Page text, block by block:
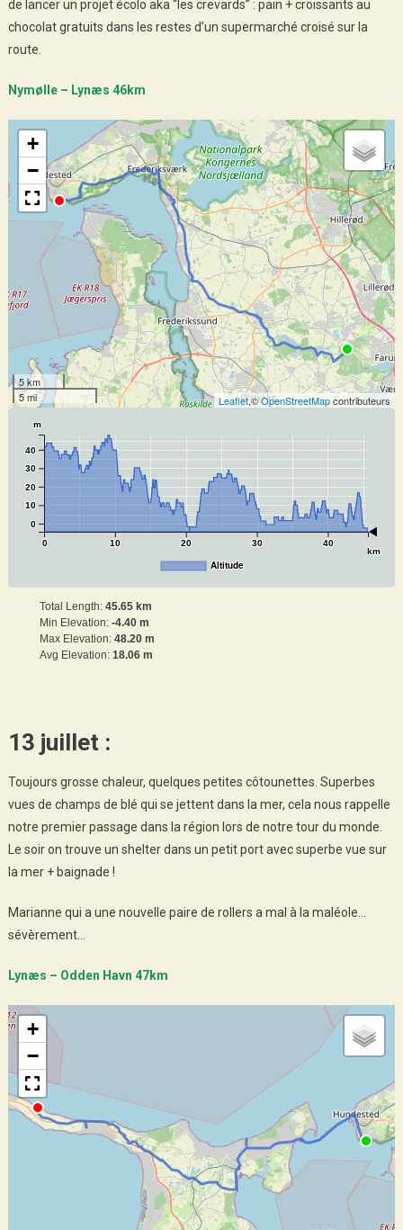
de lancer un projet écolo aka “les crevards” : pain + croissants au
chocolat gratuits dans les restes d’un supermarché croisé sur la
route.
Nymølle – Lynæs 46km
+
−
5 km
5 mi
Leaflet,©OpenStreetMapcontributeurs
0 10 20 30 40
km
0
10
20
30
40
m
Altitude
Total Length: 45.65 km
Min Elevation: -4.40 m
Max Elevation: 48.20 m
Avg Elevation: 18.06 m
13 juillet :
Toujours grosse chaleur, quelques petites côtounettes. Superbes
vues de champs de blé qui se jettent dans la mer, cela nous rappelle
notre premier passage dans la région lors de notre tour du monde.
Le soir on trouve un shelter dans un petit port avec superbe vue sur
la mer + baignade !
Marianne qui a une nouvelle paire de rollers a mal à la maléole…
sévèrement…
Lynæs – Odden Havn 47km
+
−